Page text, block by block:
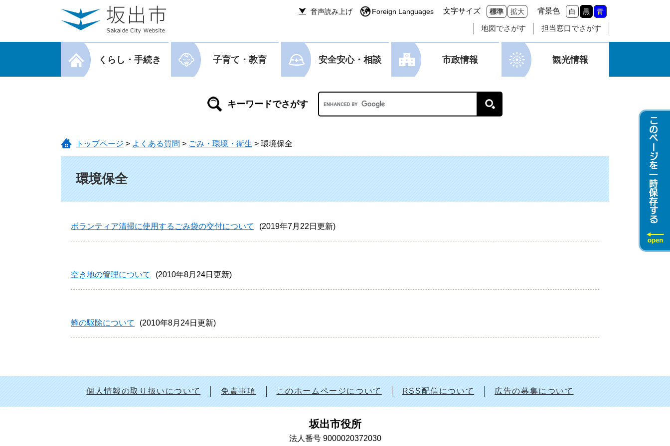
音声読み上げ Foreign Languages 文字サイズ 標準 拡大 背景色 白 黒 青
地図でさがす 担当窓口でさがす
メニューを閉じる
くらし・手続き 子育て・教育 安全安心・相談 市政情報 観光情報
Googleカスタム検索
トップページ > よくある質問 > ごみ・環境・衛生 > 環境保全
環境保全
ボランティア清掃に使用するごみ袋の交付について 2019年7月22日更新
空き地の管理について 2010年8月24日更新
蜂の駆除について 2010年8月24日更新
個人情報の取り扱いについて 免責事項 このホームページについて RSS配信について 広告の募集について
坂出市役所
法人番号 9000020372030